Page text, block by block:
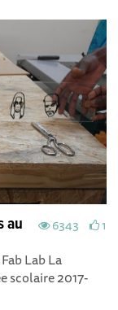
6343 1
au
Lab La
scolaire 2017-